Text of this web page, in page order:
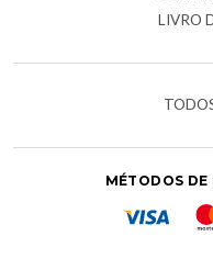
LIVRO
MÉTODOS DE